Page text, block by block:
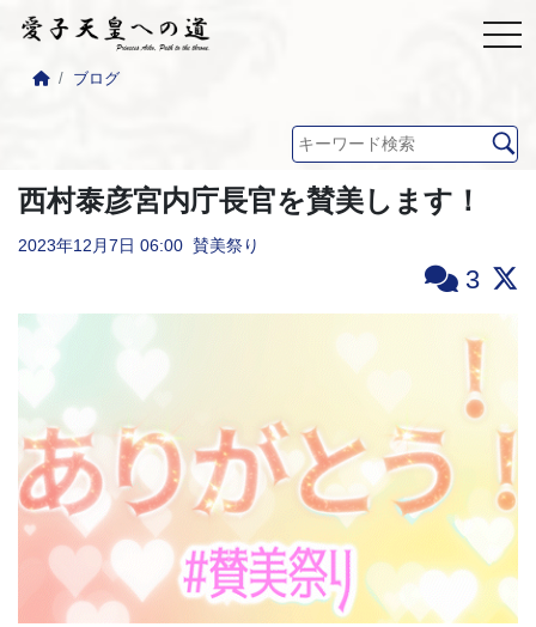
ブログ
西村泰彦宮内庁長官を賛美します！
2023年12月7日 06:00 賛美祭り
3